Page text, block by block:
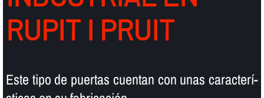
RUPIT I PRUIT
Este tipo de puertas cuentan con unas caracterí­